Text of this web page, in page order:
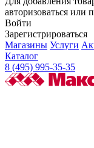
авторизоваться или
Войти
Зарегистрироваться
Магазины Услуги
Каталог
8 (495) 995-35-35